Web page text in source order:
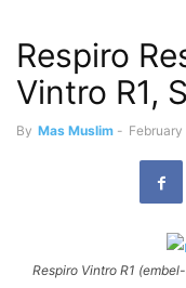
Respiro
Vintro R1,
By Mas Muslim - February
Respiro Vintro R1